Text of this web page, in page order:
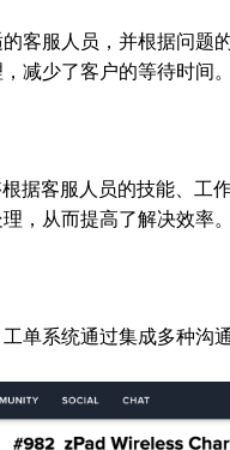
客服人员，并根据问题
减少了客户的等待时间。
根据客服人员的技能、工
，从而提高了解决效率。
单系统通过集成多种沟